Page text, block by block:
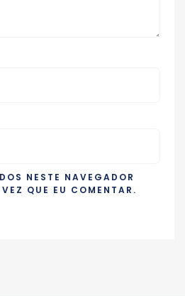
NESTE NAVEGADOR
QUE EU COMENTAR.